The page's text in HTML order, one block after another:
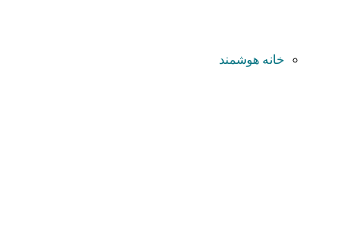
خانه هوشمند